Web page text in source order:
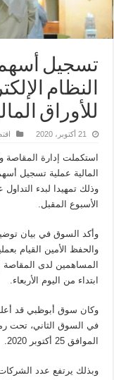
تسجيل
النظام
للأوراق
21 أكتوبر، 2020
استكملت إدارة المقاصة
المالية عملية تسجيل
وذلك تمهيدا لبدء
الأسبوع المقبل.
وأكد السوق في بيان
والحفظ الأمين القيام
المساهمين لدى المقاصة
ابتداء من اليوم الأربعاء.
وكان سوق أبوظبي قد
الموافق 25 أكتوبر 2020.